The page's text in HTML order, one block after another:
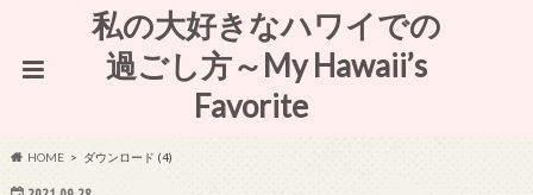
私の大好きなハワイでの
過ごし方～My Hawaii’s
Favorite
HOME ダウンロード (4)